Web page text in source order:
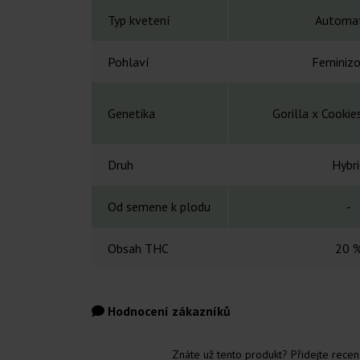
Typ kvetení
Pohlaví
Genetika Gorilla x
Druh
Od semene k plodu -
Obsah THC 20
Hodnocení zákazníků
Znáte už tento produkt? Přidejte